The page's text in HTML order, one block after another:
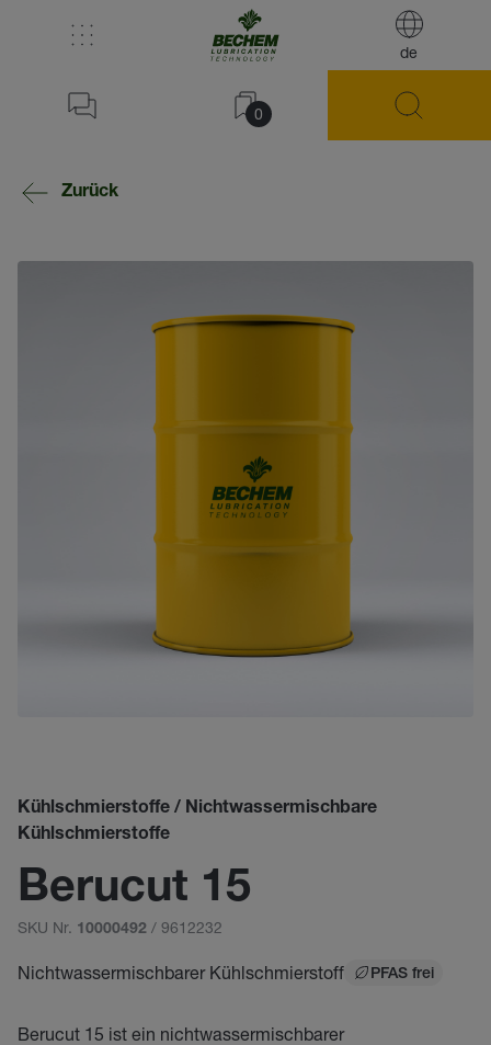
de
0
Zurück
Kühlschmierstoffe / Nichtwassermischbare
Kühlschmierstoffe
Berucut 15
SKU Nr. 10000492 / 9612232
Nichtwassermischbarer Kühlschmierstoff PFAS frei
Berucut 15 ist ein nichtwassermischbarer